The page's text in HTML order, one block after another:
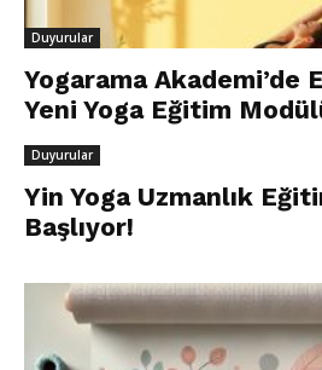
Duyurular
Yogarama Akademi’de
Yeni Yoga Eğitim
Duyurular
Yin Yoga Uzmanlık
Başlıyor!